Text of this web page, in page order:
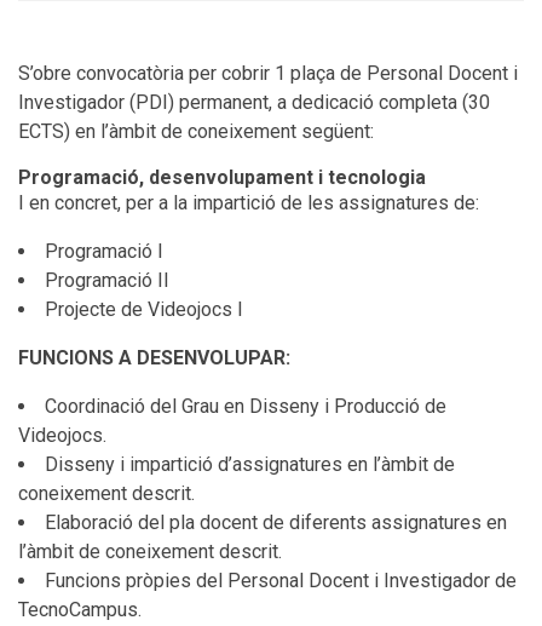
S’obre convocatòria per cobrir 1 plaça de Personal Docent i
Investigador (PDI) permanent, a dedicació completa (30
ECTS) en l’àmbit de coneixement següent:
Programació, desenvolupament i tecnologia
I en concret, per a la impartició de les assignatures de:
Programació I
Programació II
Projecte de Videojocs I
FUNCIONS A DESENVOLUPAR:
Coordinació del Grau en Disseny i Producció de
Videojocs.
Disseny i impartició d’assignatures en l’àmbit de
coneixement descrit.
Elaboració del pla docent de diferents assignatures en
l’àmbit de coneixement descrit.
Funcions pròpies del Personal Docent i Investigador de
TecnoCampus.